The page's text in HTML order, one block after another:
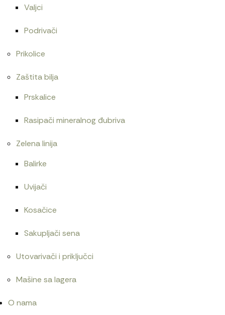
Valjci
Podrivači
Prikolice
Zaštita bilja
Prskalice
Rasipači mineralnog đubriva
Zelena linija
Balirke
Uvijači
Kosačice
Sakupljači sena
Utovarivači i priključci
Mašine sa lagera
O nama